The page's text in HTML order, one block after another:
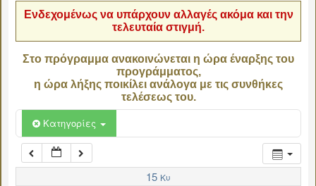
Ενδεχομένως να υπάρχουν αλλαγές ακόμα και την
τελευταία στιγμή.
Στο πρόγραμμα ανακοινώνεται η ώρα έναρξης του
προγράμματος,
η ώρα λήξης ποικίλει ανάλογα με τις συνθήκες
τελέσεως του.
Κατηγορίες
15 Κυ
06:00
07:00